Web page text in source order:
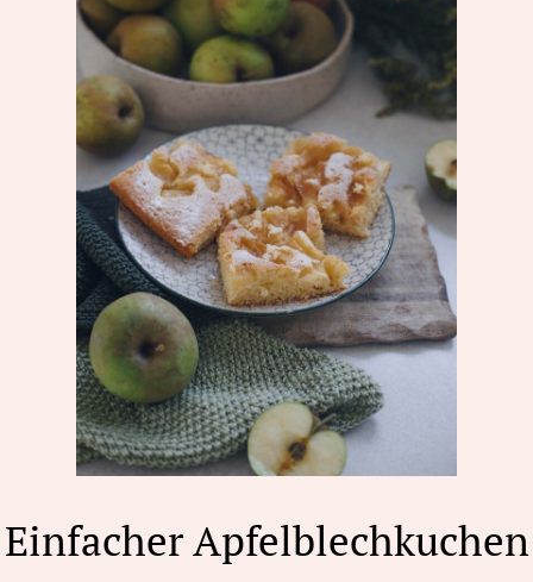
Einfacher Apfelblechkuchen